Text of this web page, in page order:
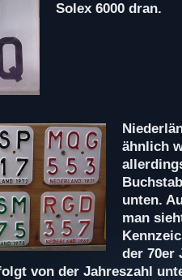
Solex 6000 dran.
ähnlich
unten.
man
der 70er
von der Jahreszahl